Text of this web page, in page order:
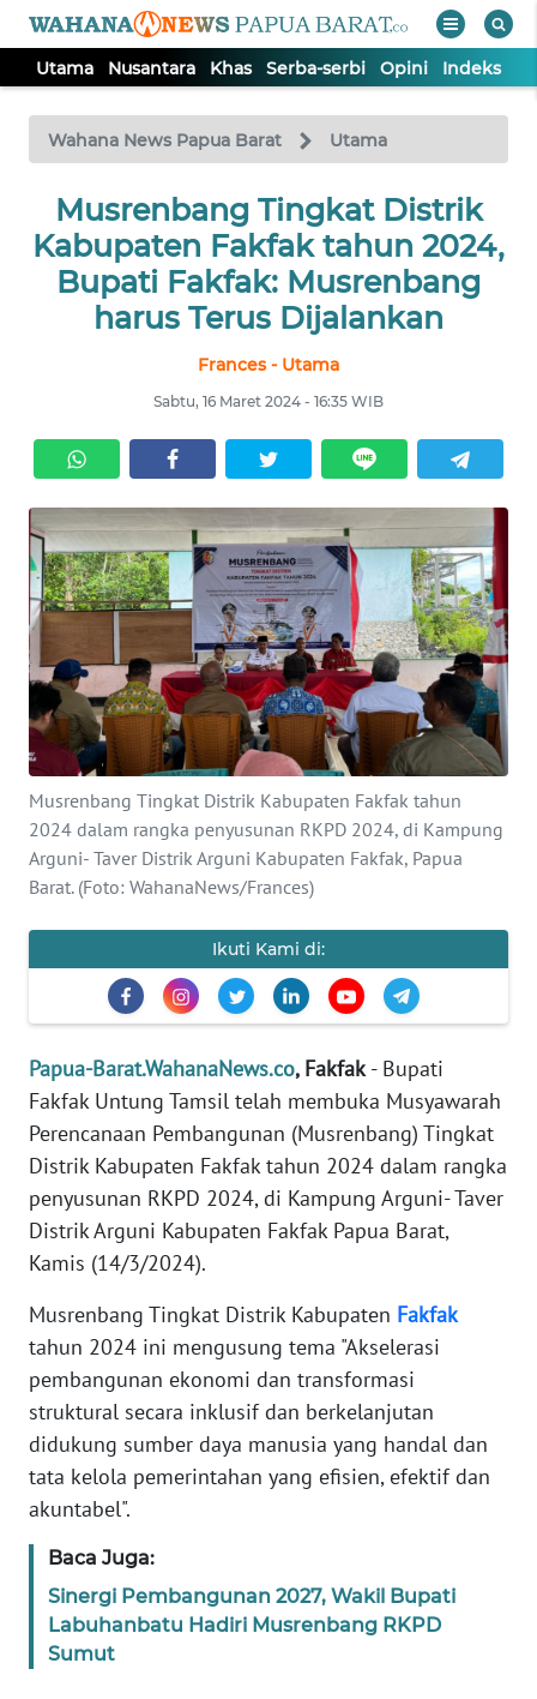
Utama Nusantara Khas Serba-serbi Opini Indeks
Wahana News Papua Barat Utama
Musrenbang Tingkat Distrik
Kabupaten Fakfak tahun 2024,
Bupati Fakfak: Musrenbang
harus Terus Dijalankan
Frances - Utama
Sabtu, 16 Maret 2024 - 16:35 WIB
Musrenbang Tingkat Distrik Kabupaten Fakfak tahun
2024 dalam rangka penyusunan RKPD 2024, di Kampung
Arguni- Taver Distrik Arguni Kabupaten Fakfak, Papua
Barat. (Foto: WahanaNews/Frances)
Ikuti Kami di:
Papua-Barat.WahanaNews.co, Fakfak- Bupati
Fakfak Untung Tamsil telah membuka Musyawarah
Perencanaan Pembangunan (Musrenbang) Tingkat
Distrik Kabupaten Fakfak tahun 2024 dalam rangka
penyusunan RKPD 2024, di Kampung Arguni- Taver
Distrik Arguni Kabupaten Fakfak Papua Barat,
Kamis (14/3/2024).
Musrenbang Tingkat Distrik Kabupaten Fakfak
tahun 2024 ini mengusung tema "Akselerasi
pembangunan ekonomi dan transformasi
struktural secara inklusif dan berkelanjutan
didukung sumber daya manusia yang handal dan
tata kelola pemerintahan yang efisien, efektif dan
akuntabel".
Baca Juga:
Sinergi Pembangunan 2027, Wakil Bupati
Labuhanbatu Hadiri Musrenbang RKPD
Sumut
TV
Tutup
UTAMA
NUSANTARA
SERBI
OPINI
Informasi
INDEKS
BERITA
KONTAK
KAMI
INFO
IKLAN
TENTANG
PEDOMAN
SIBER
REDAKSI
DISCLAIMER
Wahana
Regional
WN
SUMUT
WN
JAKARTA
WN
JABAR
WN